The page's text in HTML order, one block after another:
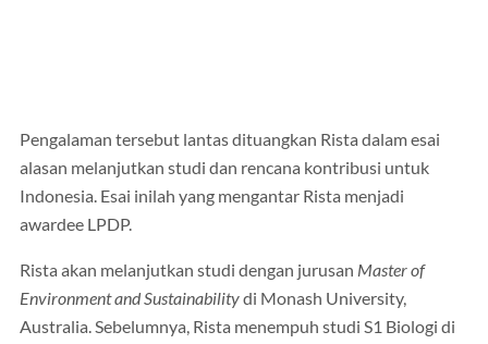
Pengalaman tersebut lantas dituangkan Rista dalam esai
alasan melanjutkan studi dan rencana kontribusi untuk
Indonesia. Esai inilah yang mengantar Rista menjadi
awardee LPDP.
Rista akan melanjutkan studi dengan jurusan Master of
Environment and Sustainabilitydi Monash University,
Australia. Sebelumnya, Rista menempuh studi S1 Biologi di